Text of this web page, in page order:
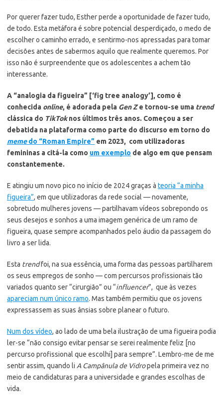
Por querer fazer tudo, Esther perde a oportunidade de fazer tudo,
de todo. Esta metáfora é sobre potencial desperdiçado, o medo de
escolher o caminho errado, e sentirmo-nos apressadas para tomar
decisões antes de sabermos aquilo que realmente queremos. Por
isso não é surpreendente que os adolescentes a achem tão
interessante.
A “analogia da figueira” [‘fig tree analogy’], como é
conhecida online, é adorada pela Gen Ze tornou-se uma trend
clássica do TikToknos últimos três anos. Começou a ser
debatida na plataforma como parte do discurso em torno do
memedo “Roman Empire” em 2023, com utilizadoras
femininas a citá-la como um exemplo de algo em que pensam
constantemente.
E atingiu um novo pico no início de 2024 graças à teoria “a minha
figueira”, em que utilizadoras da rede social — novamente,
sobretudo mulheres jovens — partilhavam vídeos sobrepondo os
seus desejos e sonhos a uma imagem genérica de um ramo de
figueira, quase sempre acompanhados pelo áudio da passagem do
livro a ser lida.
Esta trendfoi, na sua essência, uma forma das pessoas partilharem
os seus empregos de sonho — com percursos profissionais tão
variados quanto ser “cirurgião” ou “influencer”, que às vezes
apareciam num único ramo. Mas também permitiu que os jovens
expressassem as suas ânsias sobre planear o futuro.
Num dos vídeo, ao lado de uma bela ilustração de uma figueira podia
ler-se “não consigo evitar pensar se serei realmente feliz [no
percurso profissional que escolhi] para sempre”. Lembro-me de me
sentir assim, quando li A Campânula de Vidropela primeira vez no
meio de candidaturas para a universidade e grandes escolhas de
vida.